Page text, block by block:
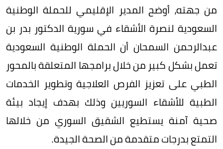
من جهته، أوضح المدير الإقليمي للحملة الوطنية
السعودية لنصرة الأشقاء في سورية الدكتور بدر بن
عبدالرحمن السمحان أن الحملة الوطنية السعودية
تعمل بشكل كبير من خلال برامجها المتعلقة بالمحور
الطبي على تعزيز الفرص العلاجية وتطوير الخدمات
الطبية للأشقاء السوريين وذلك بهدف إيجاد بيئة
صحية آمنة يستطيع الشقيق السوري من خلالها
التمتع بدرجات متقدمة من الصحة الجيدة.